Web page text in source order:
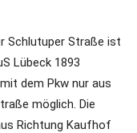
Schlutuper Straße ist
Lübeck 1893
dem Pkw nur aus
möglich. Die
Richtung Kaufhof